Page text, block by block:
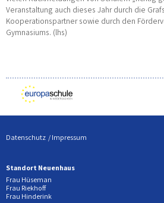
Veranstaltung auch dieses Jahr durch die
Kooperationspartner sowie durch den
Gymnasiums. (lhs)
Datenschutz Impressum
Standort Neuenhaus
Frau Hüseman
Frau Riekhoff
Frau Hinderink